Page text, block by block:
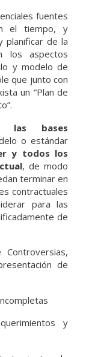
fuentes
el tiempo, y
planificar de la
los aspectos
y modelo de
que junto con
un “Plan de
las bases
o estándar
y todos los
, de modo
terminar en
contractuales
para las
de
de
y